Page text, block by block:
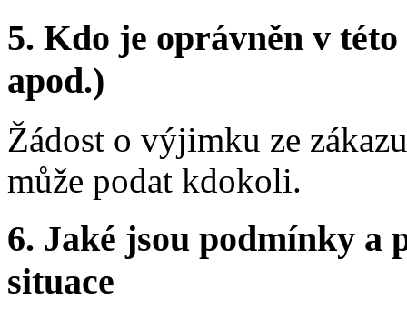
5. Kdo je oprávněn v
apod.)
Žádost o výjimku ze
může podat kdokoli.
6. Jaké jsou podmínky a
situace